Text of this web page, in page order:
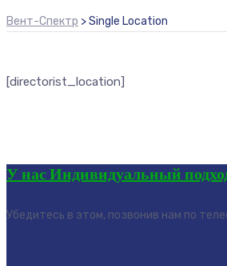
Вент-Спектр >Single Location
[directorist_location]
У нас Индивидуальный
Убедитесь в этом, позвонив нам по